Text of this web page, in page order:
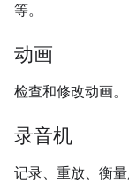
等。
动画
检查和修改动画。
录音机
记录、重放、衡量